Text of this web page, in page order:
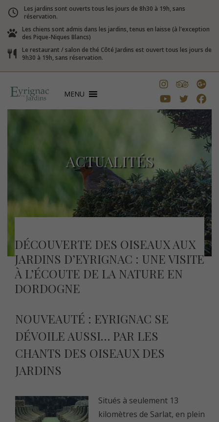
Les jardins sont ouverts tous les jours de 8h30 à 19h, sans
réservation.
Les chiens sont admis dans les jardins, tenus en laisse (à l'exception
des Pique-Niques Blancs)
Le restaurant / salon de thé Côté Jardins est ouvert tous les jours de
9h30 à 19h, sans réservation.
MENU
ACTUALITÉS
DÉCOUVERTE DES OISEAUX AUX
JARDINS D’EYRIGNAC : UNE VISITE
À L’ÉCOUTE DE LA NATURE EN
DORDOGNE
NOUVEAUTÉ : EYRIGNAC SE
DÉVOILE AUSSI… PAR LES
CHANTS DES OISEAUX DES
JARDINS
Situés à seulement 13
kilomètres de Sarlat, en plein